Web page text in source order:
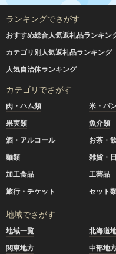
ランキングでさがす
おすすめ総合人気返礼品ランキン
カテゴリ別人気返礼品ランキング
人気自治体ランキング
カテゴリでさがす
肉・ハム類 米・パ
果実類
魚介類
酒・アルコール
お茶・
麺類
雑貨・
加工食品
工芸品
旅行・チケット
セット
地域でさがす
地域一覧 北海道
関東地方
中部地